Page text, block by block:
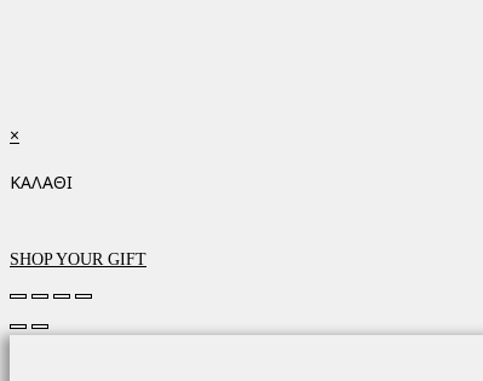
×
ΚΑΛΑΘΙ
SHOP YOUR GIFT